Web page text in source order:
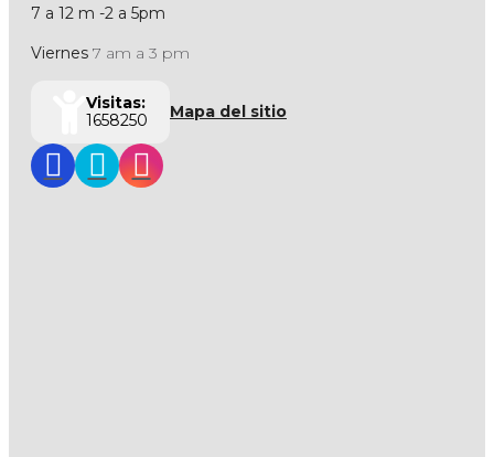
7 a 12 m -2 a 5pm
Viernes 7 am a 3 pm
Visitas:
1658250
Mapa del sitio